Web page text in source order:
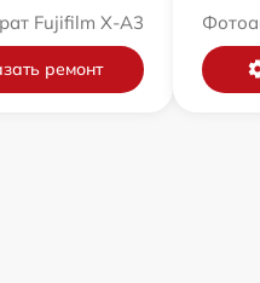
Fujifilm X-A3
ремонт